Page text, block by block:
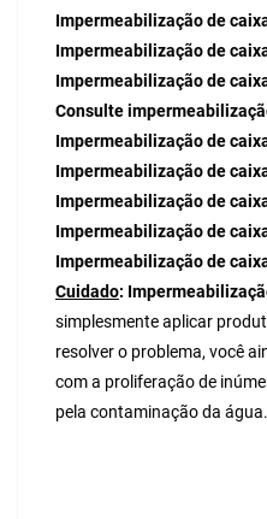
Impermeabilização de
Impermeabilização de
Impermeabilização de
Consulte
Impermeabilização de
Impermeabilização de
Impermeabilização de
Impermeabilização de
Impermeabilização de
Cuidado:
simplesmente aplicar
resolver o problema, você
com a proliferação de
pela contaminação da água.